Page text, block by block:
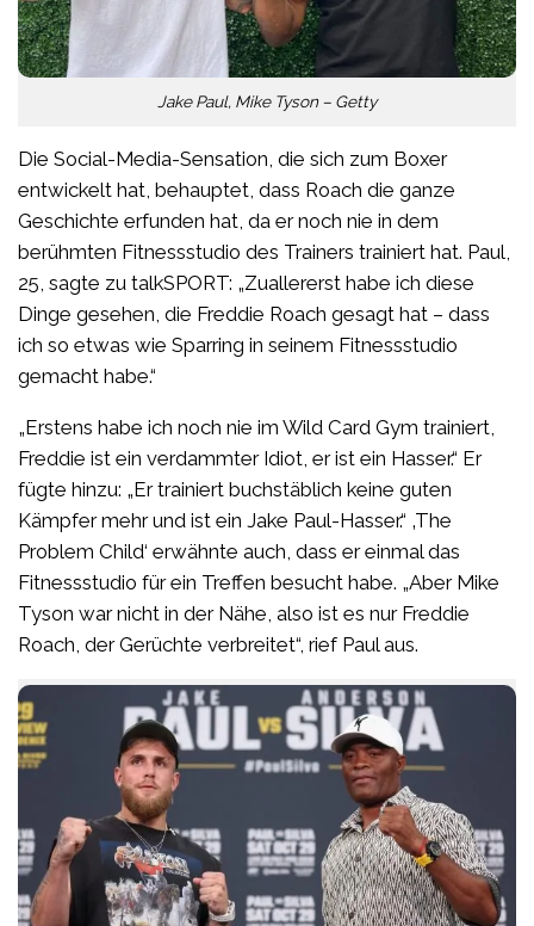
Jake Paul, Mike Tyson – Getty
Die Social-Media-Sensation, die sich zum Boxer
entwickelt hat, behauptet, dass Roach die ganze
Geschichte erfunden hat, da er noch nie in dem
berühmten Fitnessstudio des Trainers trainiert hat. Paul,
25, sagte zu talkSPORT: „Zuallererst habe ich diese
Dinge gesehen, die Freddie Roach gesagt hat – dass
ich so etwas wie Sparring in seinem Fitnessstudio
gemacht habe.“
„Erstens habe ich noch nie im Wild Card Gym trainiert,
Freddie ist ein verdammter Idiot, er ist ein Hasser.“ Er
fügte hinzu: „Er trainiert buchstäblich keine guten
Kämpfer mehr und ist ein Jake Paul-Hasser.“ ‚The
Problem Child‘ erwähnte auch, dass er einmal das
Fitnessstudio für ein Treffen besucht habe. „Aber Mike
Tyson war nicht in der Nähe, also ist es nur Freddie
Roach, der Gerüchte verbreitet“, rief Paul aus.